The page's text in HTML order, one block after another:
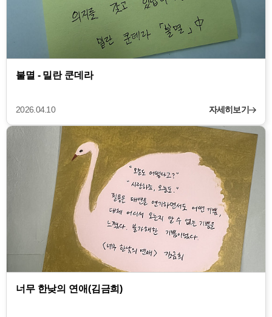
불멸 - 밀란 쿤데라
2026.04.10 자세히보기
너무 한낮의 연애(김금희)